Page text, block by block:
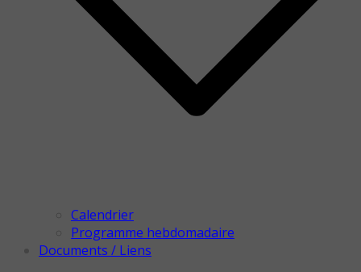
Calendrier
Programme hebdomadaire
Documents / Liens